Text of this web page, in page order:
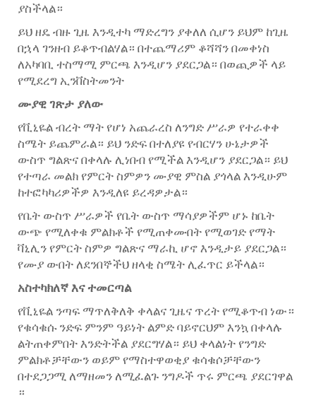
ያስችላል።
ይህ ዘዴ ብዙ ጊዜ እንዲተካ ማድረግን ያቀለለ ሲሆን ይህም ከጊዜ
በኋላ ገንዘብ ይቆጥብልሃል። በተጨማሪም ቆሻሻን በመቀነስ
ለአካባቢ ተስማሚ ምርጫ እንዲሆን ያደርጋል። በወጪዎች ላይ
የሚደረግ ኢንቨስትመንት
ሙያዊ ገጽታ ያለው
የቪኒዬል ብረት ማት የሆነ አጨራረስ ለንግድ ሥራዎ የተራቀቀ
ስሜት ይጨምራል። ይህ ንድፍ በተለያዩ የብርሃን ሁኔታዎች
ውስጥ ግልጽና በቀላሉ ሊነበብ የሚችል እንዲሆን ያደርጋል። ይህ
የተጣራ መልክ የምርት ስምዎን ሙያዊ ምስል ያጎላል እንዲሁም
ከተፎካካሪዎችዎ እንዲለዩ ይረዳዎታል።
የቤት ውስጥ ሥራዎች የቤት ውስጥ ማሳያዎችም ሆኑ ከቤት
ውጭ የሚለቀቁ ምልክቶች የሚጠቀሙበት የሚወገድ የማት
ቫኒሊን የምርት ስምዎ ግልጽና ማራኪ ሆኖ እንዲታይ ያደርጋል።
የሙያ ውበት ለደንበኞችህ ዘላቂ ስሜት ሊፈጥር ይችላል።
አስተካክለኛ እና ተመርጣል
የቪኒዬል ንጣፍ ማጥለቅለቅ ቀላልና ጊዜና ጥረት የሚቆጥብ ነው።
የቁሳቁሱ ንድፍ ምንም ዓይነት ልምድ ባይኖርህም እንኳ በቀላሉ
ልትጠቀምበት እንድትችል ያደርግሃል። ይህ ቀላልነት የንግድ
ምልክቶቻቸውን ወይም የማስተዋወቂያ ቁሳቁሶቻቸውን
በተደጋጋሚ ለማዘመን ለሚፈልጉ ንግዶች ጥሩ ምርጫ ያደርገዋል
።